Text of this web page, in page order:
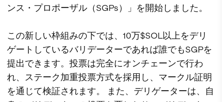
ンス・プロポーザル（SGPs）」を開始しました。
この新しい枠組みの下では、10万$SOL以上をデリ
ゲートしているバリデーターであれば誰でもSGPを
提出できます。投票は完全にオンチェーンで行わ
れ、ステーク加重投票方式を採用し、マークル証明
を通じて検証されます。 また、デリゲーターは、自